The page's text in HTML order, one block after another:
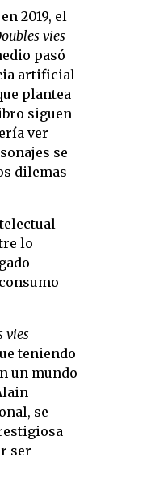
2019, el
vies
pasó
artificial
plantea
siguen
ver
se
dilemas
lo
vies
teniendo
un mundo
se
ser